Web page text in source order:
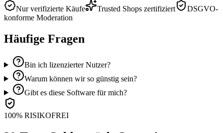
Nur verifizierte Käufe
Trusted Shops zertifiziert
DSGVO-
konforme Moderation
Häufige Fragen
Bin ich lizenzierter Nutzer?
Warum können wir so günstig sein?
Gibt es diese Software für mich?
100% RISIKOFREI